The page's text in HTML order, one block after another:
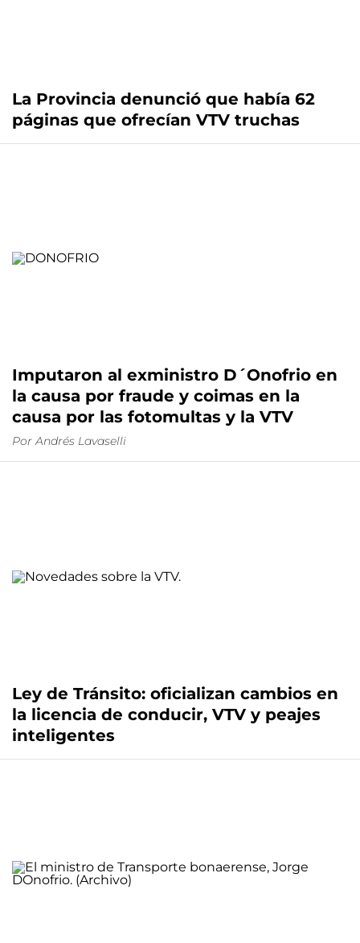
La Provincia denunció que había 62
páginas que ofrecían VTV truchas
Imputaron al exministro D´Onofrio en
la causa por fraude y coimas en la
causa por las fotomultas y la VTV
Por Andrés Lavaselli
Ley de Tránsito: oficializan cambios en
la licencia de conducir, VTV y peajes
inteligentes